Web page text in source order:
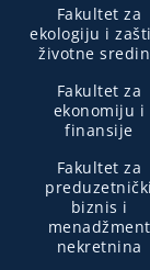
Fakultet za
ekologiju i
životne
Fakultet za
ekonomiju i
finansije
Fakultet za
preduzetnički
biznis i
menadžment
nekretnina